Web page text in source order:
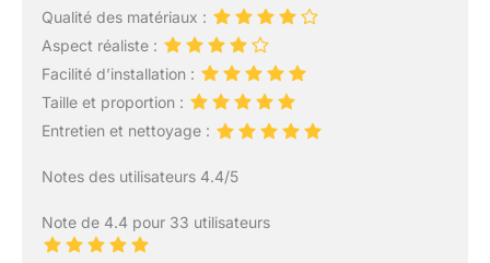
Qualité des matériaux :
Aspect réaliste :
Facilité d’installation :
Taille et proportion :
Entretien et nettoyage :
Notes des utilisateurs 4.4/5
Note de 4.4 pour 33 utilisateurs